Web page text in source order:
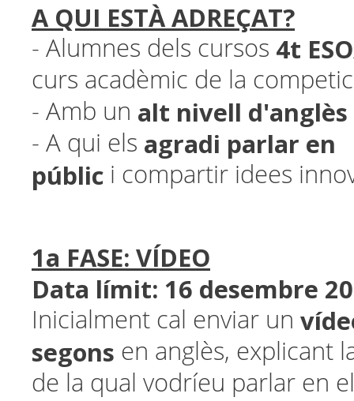
A QUI ESTÀ ADREÇAT?
- Alumnes dels cursos 4t
curs acadèmic de la
- Amb un alt nivell d'anglès
- A qui els agradi parlar en
públic i compartir idees
1a FASE: VÍDEO
Data límit: 16 desembre
Inicialment cal enviar un
segons en anglès, explicant
de la qual vodríeu parlar en